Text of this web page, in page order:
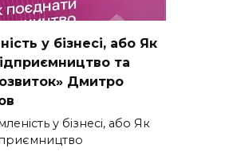
у бізнесі, або Як
та
Дмитро
у бізнесі, або Як